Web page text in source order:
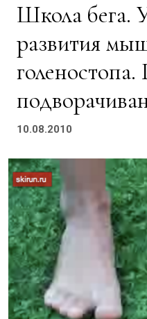
Школа бега. Упражнения для
развития
10.08.2010